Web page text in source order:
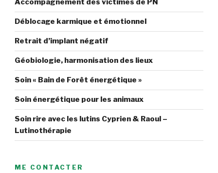
Accompagnement des victimes de PN
Déblocage karmique et émotionnel
Retrait d’implant négatif
Géobiologie, harmonisation des lieux
Soin « Bain de Forêt énergétique »
Soin énergétique pour les animaux
Soin rire avec les lutins Cyprien & Raoul –
Lutinothérapie
ME CONTACTER